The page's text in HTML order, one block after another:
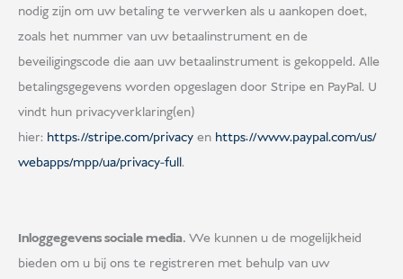
nodig zijn om uw betaling te verwerken als u aankopen doet,
zoals het nummer van uw betaalinstrument en de
beveiligingscode die aan uw betaalinstrument is gekoppeld. Alle
betalingsgegevens worden opgeslagen door Stripe en PayPal. U
vindt hun privacyverklaring(en)
hier: https://stripe.com/privacy en https://www.paypal.com/us/
webapps/mpp/ua/privacy-full.
Inloggegevens sociale media. We kunnen u de mogelijkheid
bieden om u bij ons te registreren met behulp van uw